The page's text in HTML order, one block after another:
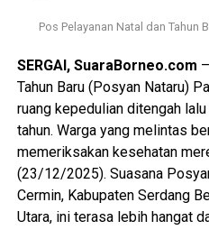
terhadap standar operasional
tingkat lokal.
Dengan diresmikannya SPPG
program pemenuhan gizi di
Perbaungan dapat berjalan
dampak nyata terhadap
masyarakat Kabupaten
Pos Pelayanan Natal dan Tahun
SERGAI, SuaraBorneo.com
Tahun Baru (Posyan Nataru)
ruang kepedulian ditengah
tahun. Warga yang melintas
memeriksakan kesehatan
(23/12/2025). Suasana
Cermin, Kabupaten Serdang
Utara, ini terasa lebih hangat